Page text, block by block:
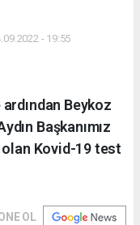
- 19:55
Beykoz
Başkanımız
Kovid-19 test
OL